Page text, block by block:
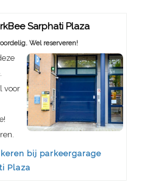
Sarphati Plaza
Wel reserveren!
voor
bij parkeergarage
Plaza